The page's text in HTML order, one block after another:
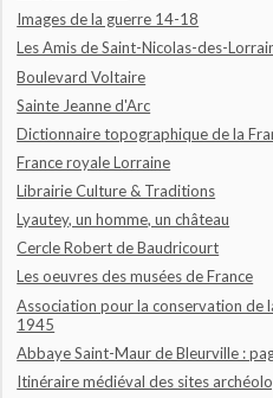
Images de la guerre 14-18
Les Amis de Saint-Nicolas-des-
Boulevard Voltaire
Sainte Jeanne d'Arc
Dictionnaire topographique de la
France royale Lorraine
Librairie Culture & Traditions
Lyautey, un homme, un château
Cercle Robert de Baudricourt
Les oeuvres des musées de France
Association pour la conservation de
1945
Abbaye Saint-Maur de Bleurville :
Itinéraire médiéval des sites